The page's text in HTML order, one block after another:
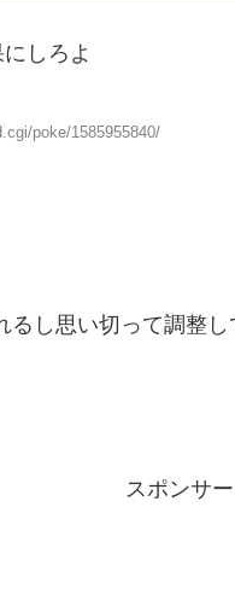
しろよ
poke/1585955840/
るし思い切って調整し
スポンサ